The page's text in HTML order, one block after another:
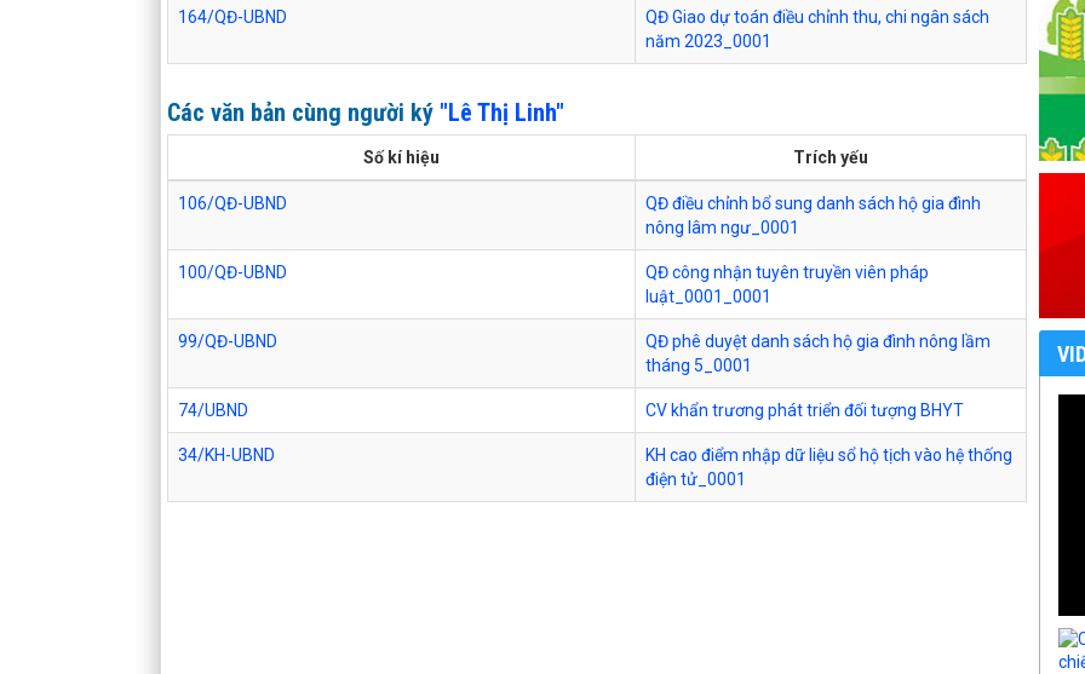
164/QĐ-UBND
QĐ Giao dự toán điều chỉnh thu, chi ngân sách
năm 2023_0001
Các văn bản cùng người ký "Lê Thị Linh"
Số kí hiệu Trích yếu
106/QĐ-UBND
QĐ điều chỉnh bổ sung danh sách hộ gia đình
nông lâm ngư_0001
100/QĐ-UBND
QĐ công nhận tuyên truyền viên pháp
luật_0001_0001
99/QĐ-UBND
QĐ phê duyệt danh sách hộ gia đình nông lầm
tháng 5_0001
74/UBND CV khẩn trương phát triển đối tượng BHYT
34/KH-UBND
KH cao điểm nhập dữ liệu sổ hộ tịch vào hệ thống
điện tử_0001